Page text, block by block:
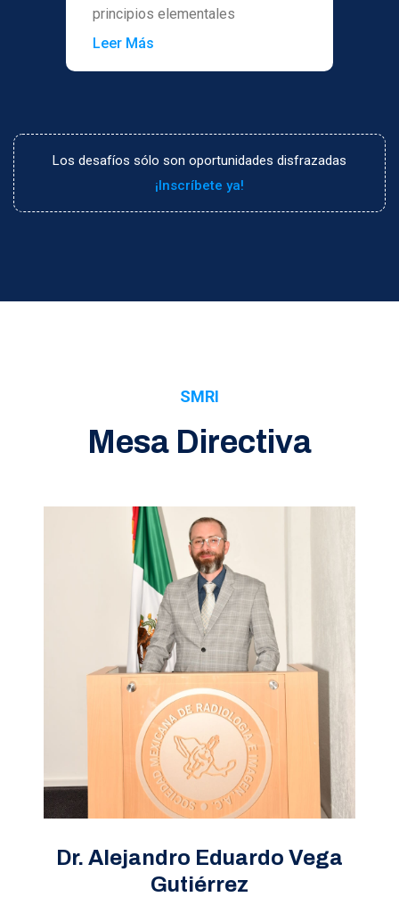
principios elementales
Leer Más
Los desafíos sólo son oportunidades disfrazadas
¡Inscríbete ya!
SMRI
Mesa Directiva
Dr. Alejandro Eduardo Vega
Gutiérrez